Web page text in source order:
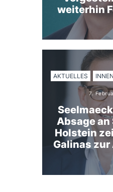
weiterhin
AKTUELLES
7.
Absage
Holstein
Galinas